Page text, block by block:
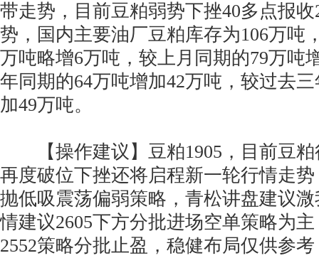
带走势，目前豆粕弱势下挫40多点报
势，国内主要油厂豆粕库存为106万吨
万吨略增6万吨，较上月同期的79万吨
年同期的64万吨增加42万吨，较过去
加49万吨。
【操作建议】豆粕1905，目前豆粕
再度破位下挫还将启程新一轮行情走
抛低吸震荡偏弱策略，青松讲盘建议溦
情建议2605下方分批进场空单策略为
2552策略分批止盈，稳健布局仅供参